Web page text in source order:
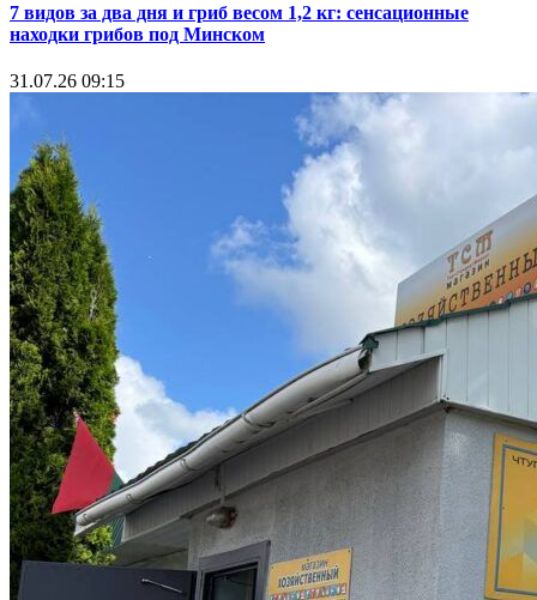
7 видов за два дня и гриб весом 1,2 кг: сенсационные
находки грибов под Минском
31.07.26 09:15